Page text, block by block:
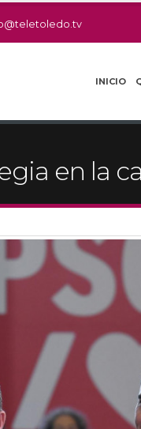
INICIO
en la